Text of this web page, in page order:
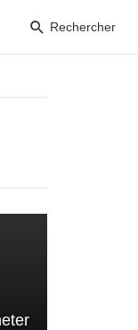
Rechercher